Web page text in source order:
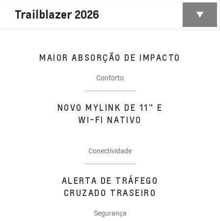
Trailblazer 2026
MAIOR ABSORÇÃO DE IMPACTO
Conforto
NOVO MYLINK DE 11” E
WI-FI NATIVO
Conectividade
ALERTA DE TRÁFEGO
CRUZADO TRASEIRO
Segurança